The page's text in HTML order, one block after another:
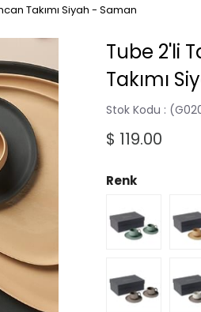
Takımı Siyah - Saman
Tube 2'li
Takımı
Stok Kodu
$ 119.00
Renk